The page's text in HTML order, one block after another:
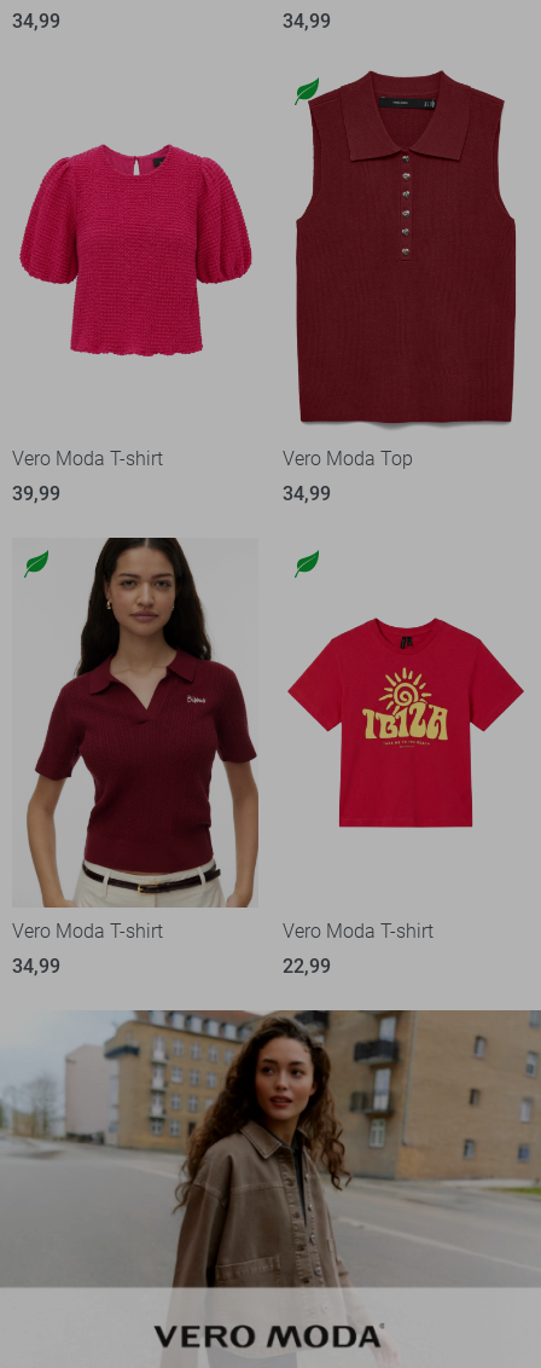
34,99
34,99
Vero Moda T-shirt
39,99
Vero Moda Top
34,99
Vero Moda T-shirt
34,99
Vero Moda T-shirt
22,99